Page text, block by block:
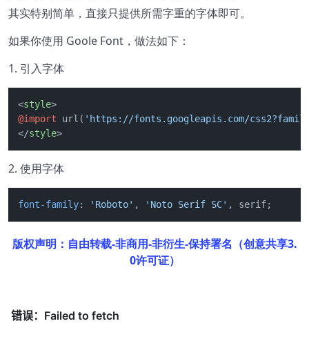
其实特别简单，直接只提供所需字重的字体即可。
如果你使用 Goole Font，做法如下：
1. 引入字体
<style>
@import url( 'https://fonts.googleapis.com/
</style>
2. 使用字体
font-family: 'Roboto' , 'Noto Serif SC' , serif;
版权声明：自由转载-非商用-非衍生-保持署名（创意共享3.
0许可证）